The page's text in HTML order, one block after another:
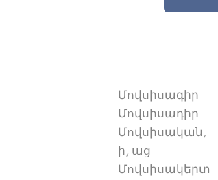
Մովսիսագիր
Մովսիսադիր
Մովսիսական,
ի, աց
Մովսիսակերտ